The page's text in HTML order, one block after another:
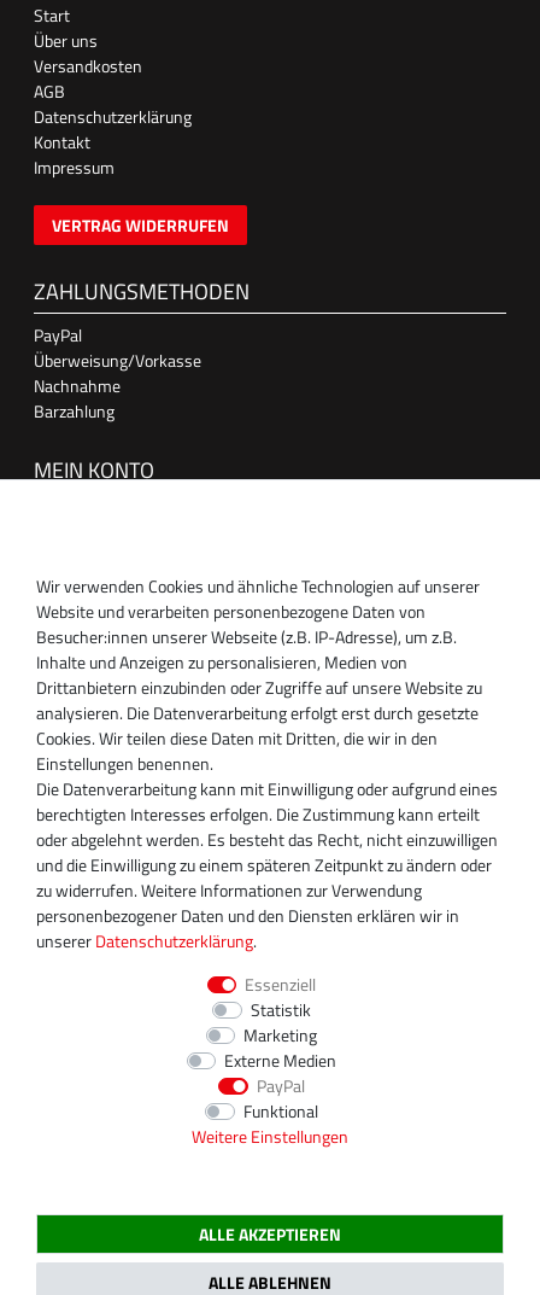
Start
Über uns
Versandkosten
AGB
Datenschutzerklärung
Kontakt
Impressum
VERTRAG WIDERRUFEN
ZAHLUNGSMETHODEN
PayPal
Überweisung/Vorkasse
Nachnahme
Barzahlung
MEIN KONTO
SUPPORT
Inhaber:
Magnos Turbosystems GmbH
Miraustraße 27-29
D-13509 Berlin
+49 30 340 606 740
+49 30 340 606 740
+49 30 340 606 745
info@turboservice24.de
Aktuelle Öffnungszeiten
Mo-Fr: 08:00 Uhr - 18:00 Uhr
Sa: geschlossen
2020 Magnos Turbosystems GmbH | Alle Preise inklusive gesetzlicher MwSt.
Wir verwenden Cookies und ähnliche Technologien auf unserer
Website und verarbeiten personenbezogene Daten von
Besucher:innen unserer Webseite (z.B. IP-Adresse), um z.B.
Inhalte und Anzeigen zu personalisieren, Medien von
Drittanbietern einzubinden oder Zugriffe auf unsere Website zu
analysieren. Die Datenverarbeitung erfolgt erst durch gesetzte
Cookies. Wir teilen diese Daten mit Dritten, die wir in den
Einstellungen benennen.
Die Datenverarbeitung kann mit Einwilligung oder aufgrund eines
berechtigten Interesses erfolgen. Die Zustimmung kann erteilt
oder abgelehnt werden. Es besteht das Recht, nicht einzuwilligen
und die Einwilligung zu einem späteren Zeitpunkt zu ändern oder
zu widerrufen. Weitere Informationen zur Verwendung
personenbezogener Daten und den Diensten erklären wir in
unsererDaten­schutz­erklärung.
Essenziell
Statistik
Marketing
Externe Medien
PayPal
Funktional
Weitere Einstellungen
ALLE AKZEPTIEREN
ALLE ABLEHNEN